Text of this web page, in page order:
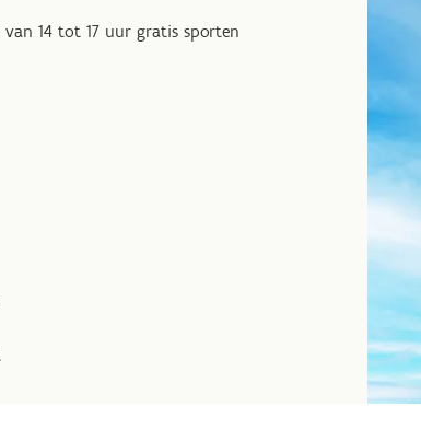
14 tot 17 uur gratis sporten